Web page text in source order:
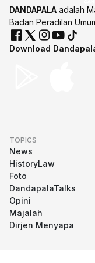
DANDAPALA adalah
Badan Peradilan
Download
TOPICS
News
HistoryLaw
Foto
DandapalaTalks
Opini
Majalah
Dirjen Menyapa